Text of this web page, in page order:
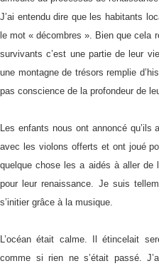
J’ai entendu dire que les habitants
le mot « décombres ». Bien que cela
survivants c’est une partie de leur
une montagne de trésors remplie
pas conscience de la profondeur de
Les enfants nous ont annoncé qu’ils
avec les violons offerts et ont joué
quelque chose les a aidés à aller de
pour leur renaissance. Je suis
s’initier grâce à la musique.
L’océan était calme. Il étincelait
comme si rien ne s’était passé.